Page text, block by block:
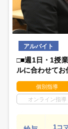
アルバイト
□■週1日・1授
ルに合わせてお
個別指導
オンライン指導
1コ